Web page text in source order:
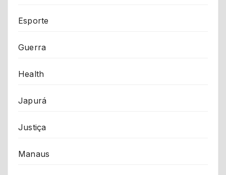
Esporte
Guerra
Health
Japurá
Justiça
Manaus